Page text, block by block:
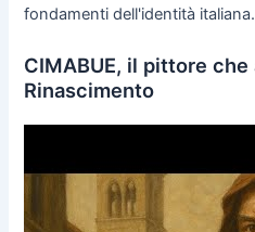
fondamenti dell'identità italiana.
CIMABUE, il pittore che
Rinascimento